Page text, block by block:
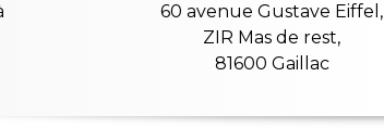
60 avenue Gustave Eiffel,
ZIR Mas de rest,
81600 Gaillac